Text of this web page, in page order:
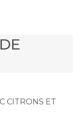
CITRONS ET